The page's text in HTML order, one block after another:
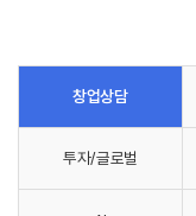
창업상담
투자/글로벌